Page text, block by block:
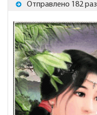
Отправлено 182 раз